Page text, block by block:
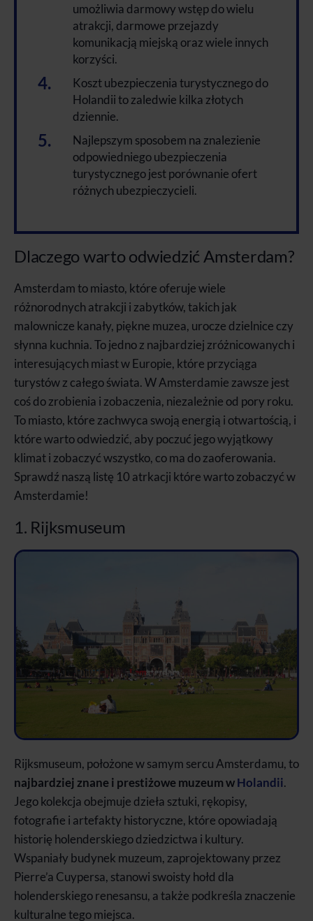
umożliwia darmowy wstęp do wielu
atrakcji, darmowe przejazdy
komunikacją miejską oraz wiele innych
korzyści.
Koszt ubezpieczenia turystycznego do
Holandii to zaledwie kilka złotych
dziennie.
Najlepszym sposobem na znalezienie
odpowiedniego ubezpieczenia
turystycznego jest porównanie ofert
różnych ubezpieczycieli.
Dlaczego warto odwiedzić Amsterdam?
Amsterdam to miasto, które oferuje wiele
różnorodnych atrakcji i zabytków, takich jak
malownicze kanały, piękne muzea, urocze dzielnice czy
słynna kuchnia. To jedno z najbardziej zróżnicowanych i
interesujących miast w Europie, które przyciąga
turystów z całego świata. W Amsterdamie zawsze jest
coś do zrobienia i zobaczenia, niezależnie od pory roku.
To miasto, które zachwyca swoją energią i otwartością, i
które warto odwiedzić, aby poczuć jego wyjątkowy
klimat i zobaczyć wszystko, co ma do zaoferowania.
Sprawdź naszą listę 10 atrkacji które warto zobaczyć w
Amsterdamie!
1. Rijksmuseum
Rijksmuseum, położone w samym sercu Amsterdamu, to
najbardziej znane i prestiżowe muzeum wHolandii.
Jego kolekcja obejmuje dzieła sztuki, rękopisy,
fotografie i artefakty historyczne, które opowiadają
historię holenderskiego dziedzictwa i kultury.
Wspaniały budynek muzeum, zaprojektowany przez
Pierre’a Cuypersa, stanowi swoisty hołd dla
holenderskiego renesansu, a także podkreśla znaczenie
kulturalne tego miejsca.